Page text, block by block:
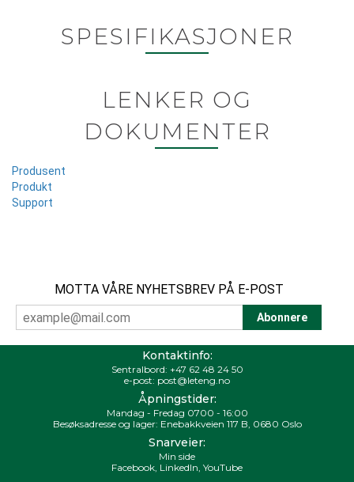
SPESIFIKASJONER
LENKER OG
DOKUMENTER
Produsent
Produkt
Support
MOTTA VÅRE NYHETSBREV PÅ E-POST
Kontaktinfo:
Sentralbord: +47 62 48 24 50
e-post: post@leteng.no
Åpningstider:
Mandag - Fredag 0700 - 16:00
Besøksadresse og lager: Enebakkveien 117 B, 0680 Oslo
Snarveier:
Min side
Facebook, LinkedIn, YouTube